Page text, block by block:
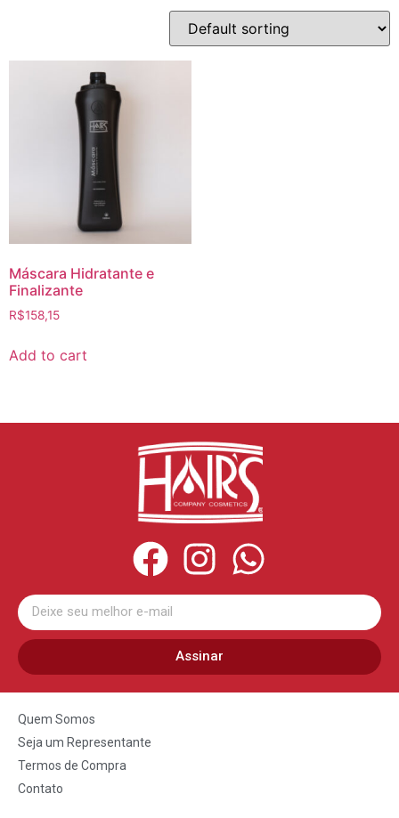
Máscara Hidratante e
Finalizante
R$158,15
Add to cart
Assinar
Quem Somos
Seja um Representante
Termos de Compra
Contato